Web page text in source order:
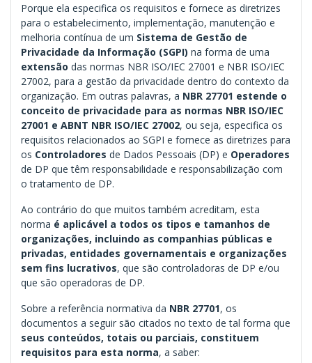
Porque ela especifica os requisitos e fornece as diretrizes
para o estabelecimento, implementação, manutenção e
melhoria contínua de um Sistema de Gestão de
Privacidade da Informação (SGPI) na forma de uma
extensão das normas NBR ISO/IEC 27001 e NBR ISO/IEC
27002, para a gestão da privacidade dentro do contexto da
organização. Em outras palavras, a NBR 27701 estende o
conceito de privacidade para as normas NBR ISO/IEC
27001 e ABNT NBR ISO/IEC 27002, ou seja, especifica os
requisitos relacionados ao SGPI e fornece as diretrizes para
os Controladores de Dados Pessoais (DP) e Operadores
de DP que têm responsabilidade e responsabilização com
o tratamento de DP.
Ao contrário do que muitos também acreditam, esta
norma é aplicável a todos os tipos e tamanhos de
organizações, incluindo as companhias públicas e
privadas, entidades governamentais e organizações
sem fins lucrativos, que são controladoras de DP e/ou
que são operadoras de DP.
Sobre a referência normativa da NBR 27701, os
documentos a seguir são citados no texto de tal forma que
seus conteúdos, totais ou parciais, constituem
requisitos para esta norma, a saber: